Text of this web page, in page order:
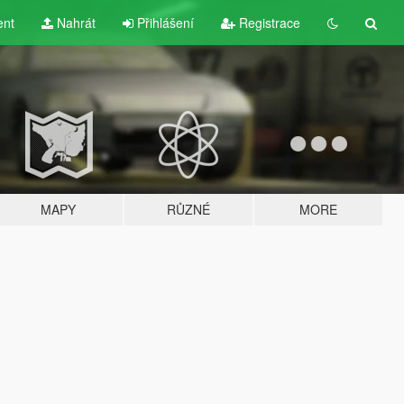
Nahrát Přihlášení Registrace
MAPY RŮZNÉ MORE